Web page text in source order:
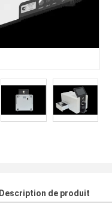
Description de produit